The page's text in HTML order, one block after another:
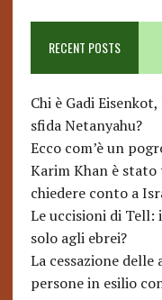
RECENT POSTS
Chi è Gadi
sfida Netanyahu?
Ecco com’è un
Karim Khan è
chiedere conto a
Le uccisioni di
solo agli ebrei?
La cessazione
persone in esilio